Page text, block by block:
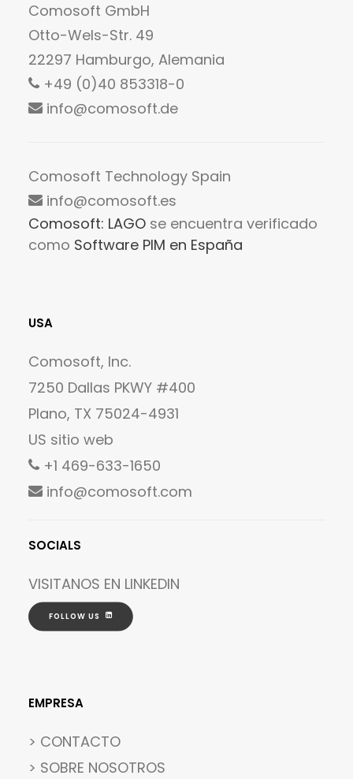
Comosoft GmbH
Otto-Wels-Str. 49
22297 Hamburgo, Alemania
+49 (0)40 853318-0
info@comosoft.de
Comosoft Technology Spain
info@comosoft.es
Comosoft: LAGO se encuentra verificado
como Software PIM en España
USA
Comosoft, Inc.
7250 Dallas PKWY #400
Plano, TX 75024-4931
US sitio web
+1 469-633-1650
info@comosoft.com
SOCIALS
VISITANOS EN LINKEDIN
FOLLOW US
EMPRESA
> CONTACTO
> SOBRE NOSOTROS